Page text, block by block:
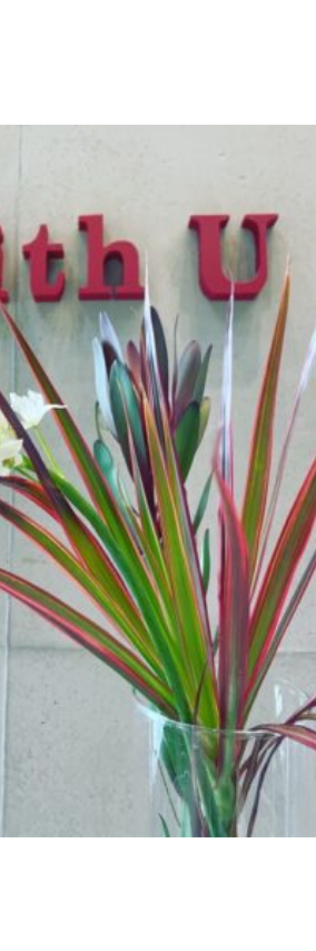
HOME
ABOUT
TRAINER
MENU&PRICE
ACCESS